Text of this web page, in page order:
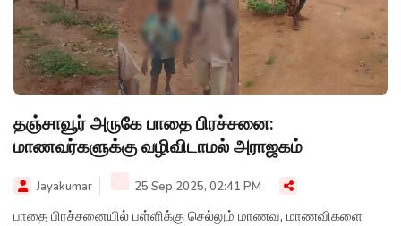
தஞ்சாவூர் அருகே பாதை பிரச்சனை:
மாணவர்களுக்கு வழிவிடாமல் அராஜகம்
Jayakumar 25 Sep 2025, 02:41 PM
பாதை பிரச்சனையில் பள்ளிக்கு செல்லும் மாணவ, மாணவிகளை